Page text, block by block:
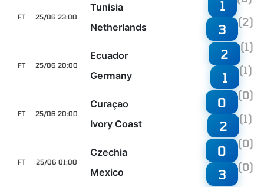
25/06 23:00
FT
Tunisia
Netherlands
1
3 (2)
25/06 20:00
FT
Ecuador
Germany
2 (1)
1 (1)
25/06 20:00
FT
Curaçao
Ivory Coast
0 (0)
2 (1)
25/06 01:00
FT
Czechia
Mexico
0 (0)
3 (0)